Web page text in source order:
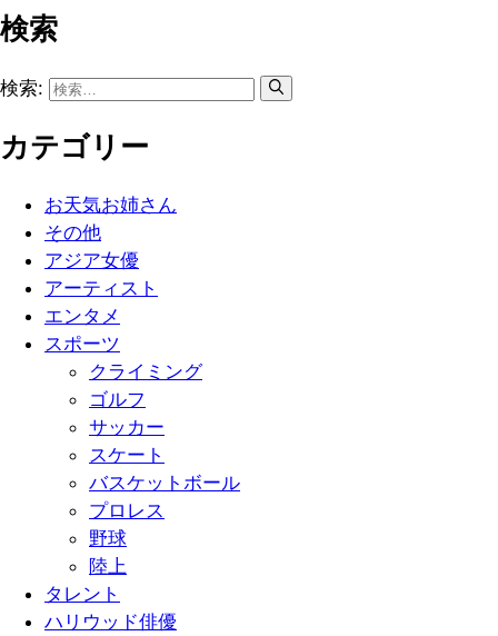
検索
検索:
カテゴリー
お天気お姉さん
その他
アジア女優
アーティスト
エンタメ
スポーツ
クライミング
ゴルフ
サッカー
スケート
バスケットボール
プロレス
野球
陸上
タレント
ハリウッド俳優